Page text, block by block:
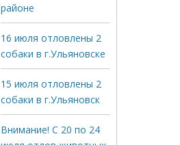
районе
16 июля отловлены 2
собаки в г.Ульяновске
15 июля отловлены 2
собаки в г.Ульяновск
Внимание! С 20 по 24